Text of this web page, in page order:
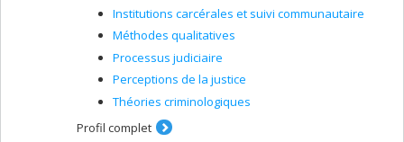
Institutions carcérales et suivi communautaire
Méthodes qualitatives
Processus judiciaire
Perceptions de la justice
Théories criminologiques
Profil complet